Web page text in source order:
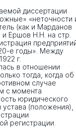
диссертации
«неточности
(как и Марданов
Ершов Н.Н. на стр.
е годы». Между
г.
в отношении
тогда, когда об
случае
с момента
юридического
(положения),
регистрации.